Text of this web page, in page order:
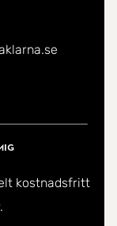
kostnadsfritt